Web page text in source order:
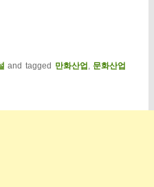
and tagged 만화산업 ,문화산업